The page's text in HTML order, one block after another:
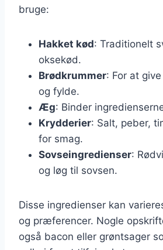
bruge:
Hakket kød: Traditionelt
oksekød.
Brødkrummer: For at
og fylde.
Æg: Binder
Krydderier: Salt, peber,
for smag.
Sovseingredienser:
og løg til sovsen.
Disse ingredienser kan
og præferencer. Nogle
også bacon eller grøntsager